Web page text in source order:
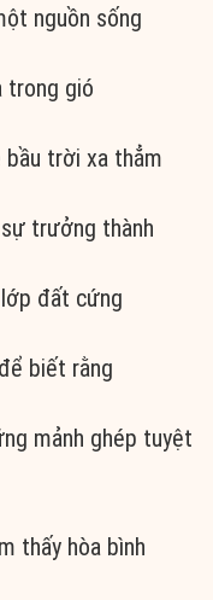
nguồn sống
trong gió
bầu trời xa thẳm
trưởng thành
đất cứng
biết rằng
mảnh ghép tuyệt
thấy hòa bình